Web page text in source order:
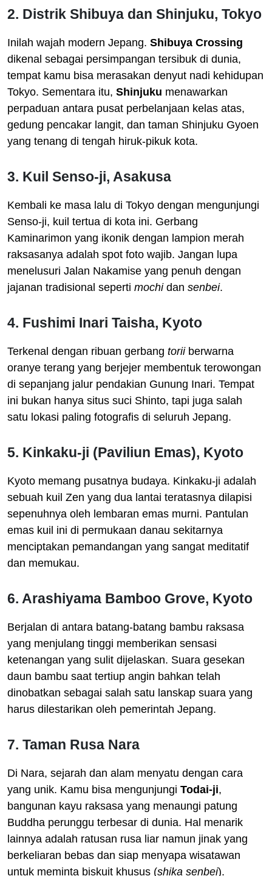
2. Distrik Shibuya dan Shinjuku, Tokyo
Inilah wajah modern Jepang. Shibuya Crossing
dikenal sebagai persimpangan tersibuk di dunia,
tempat kamu bisa merasakan denyut nadi kehidupan
Tokyo. Sementara itu, Shinjuku menawarkan
perpaduan antara pusat perbelanjaan kelas atas,
gedung pencakar langit, dan taman Shinjuku Gyoen
yang tenang di tengah hiruk-pikuk kota.
3. Kuil Senso-ji, Asakusa
Kembali ke masa lalu di Tokyo dengan mengunjungi
Senso-ji, kuil tertua di kota ini. Gerbang
Kaminarimon yang ikonik dengan lampion merah
raksasanya adalah spot foto wajib. Jangan lupa
menelusuri Jalan Nakamise yang penuh dengan
jajanan tradisional seperti mochidan senbei.
4. Fushimi Inari Taisha, Kyoto
Terkenal dengan ribuan gerbang toriiberwarna
oranye terang yang berjejer membentuk terowongan
di sepanjang jalur pendakian Gunung Inari. Tempat
ini bukan hanya situs suci Shinto, tapi juga salah
satu lokasi paling fotografis di seluruh Jepang.
5. Kinkaku-ji (Paviliun Emas), Kyoto
Kyoto memang pusatnya budaya. Kinkaku-ji adalah
sebuah kuil Zen yang dua lantai teratasnya dilapisi
sepenuhnya oleh lembaran emas murni. Pantulan
emas kuil ini di permukaan danau sekitarnya
menciptakan pemandangan yang sangat meditatif
dan memukau.
6. Arashiyama Bamboo Grove, Kyoto
Berjalan di antara batang-batang bambu raksasa
yang menjulang tinggi memberikan sensasi
ketenangan yang sulit dijelaskan. Suara gesekan
daun bambu saat tertiup angin bahkan telah
dinobatkan sebagai salah satu lanskap suara yang
harus dilestarikan oleh pemerintah Jepang.
7. Taman Rusa Nara
Di Nara, sejarah dan alam menyatu dengan cara
yang unik. Kamu bisa mengunjungi Todai-ji,
bangunan kayu raksasa yang menaungi patung
Buddha perunggu terbesar di dunia. Hal menarik
lainnya adalah ratusan rusa liar namun jinak yang
berkeliaran bebas dan siap menyapa wisatawan
untuk meminta biskuit khusus (shika senbei).